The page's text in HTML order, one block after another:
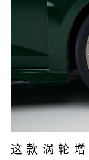
这款涡轮